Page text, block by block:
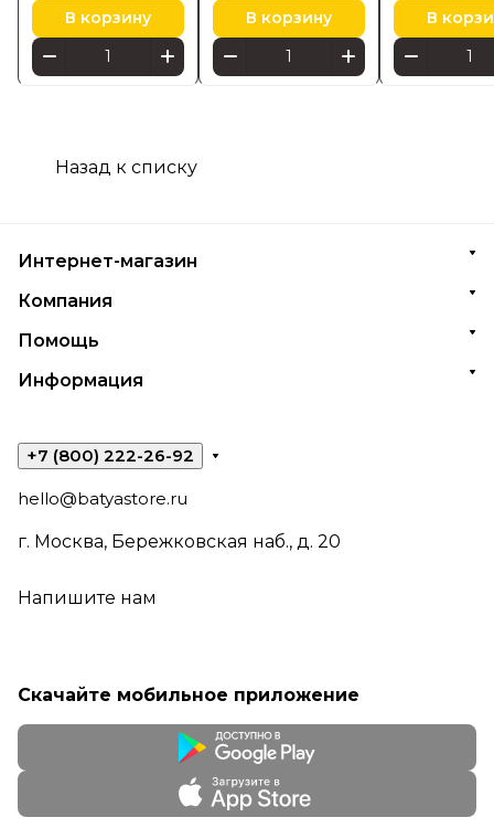
В корзину
круглый белый
В корзину
белый
В
Назад к списку
Интернет-магазин
Компания
Помощь
Информация
+7 (800) 222-26-92
hello@batyastore.ru
г. Москва, Бережковская наб., д. 20
Напишите нам
Скачайте мобильное приложение